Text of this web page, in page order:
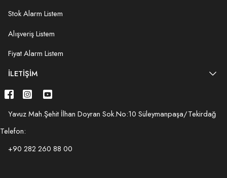
Stok Alarm Listem
Alışveriş Listem
Fiyat Alarm Listem
İLETIŞIM
Yavuz Mah.Şehit İlhan Doyran Sok.No:10 Süleymanpaşa/Tekirdağ
Telefon:
+90 282 260 88 00